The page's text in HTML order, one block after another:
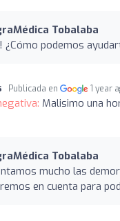
Tobalaba
¿Cómo podemos
Publicada en 1 year
Malisimo una
Tobalaba
mucho las
en cuenta para